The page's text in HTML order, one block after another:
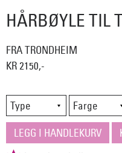
HÅRBØYLE TIL
FRA TRONDHEIM
KR 2150,-